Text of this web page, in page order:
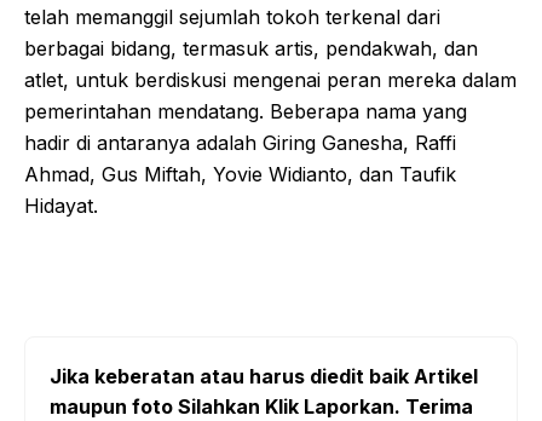
telah memanggil sejumlah tokoh terkenal dari
berbagai bidang, termasuk artis, pendakwah, dan
atlet, untuk berdiskusi mengenai peran mereka dalam
pemerintahan mendatang. Beberapa nama yang
hadir di antaranya adalah Giring Ganesha, Raffi
Ahmad, Gus Miftah, Yovie Widianto, dan Taufik
Hidayat.
Jika keberatan atau harus diedit baik Artikel
maupun foto Silahkan Klik Laporkan. Terima